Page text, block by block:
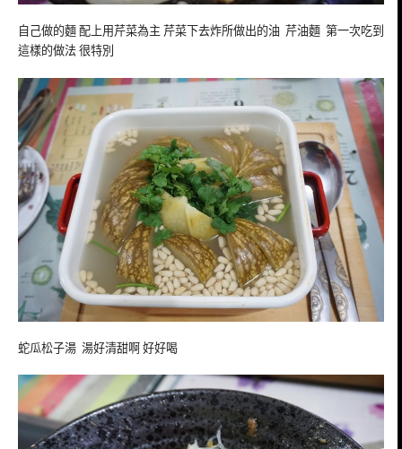
自己做的麵 配上用芹菜為主 芹菜下去炸所做出的油 芹油麵 第一次吃到
這樣的做法 很特別
蛇瓜松子湯 湯好清甜啊 好好喝